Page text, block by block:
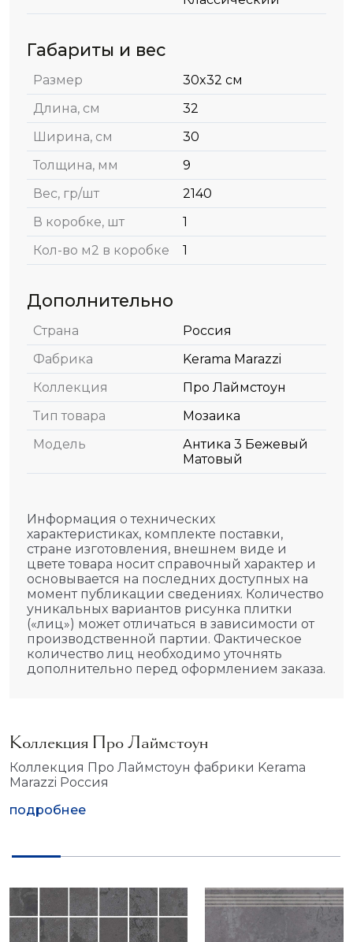
Габариты и вес
Размер
30x32 см
Длина, см
32
Ширина, см
30
Толщина, мм
9
Вес, гр/шт
2140
В коробке, шт
1
Кол-во м2 в коробке
1
Дополнительно
Страна
Россия
Фабрика
Kerama Marazzi
Коллекция
Про Лаймстоун
Тип товара
Мозаика
Модель
Антика 3 Бежевый
Матовый
Информация о технических
характеристиках, комплекте поставки,
стране изготовления, внешнем виде и
цвете товара носит справочный характер и
основывается на последних доступных на
момент публикации сведениях. Количество
уникальных вариантов рисунка плитки
(«лиц») может отличаться в зависимости от
производственной партии. Фактическое
количество лиц необходимо уточнять
дополнительно перед оформлением заказа.
Коллекция Про Лаймстоун
Коллекция Про Лаймстоун фабрики Kerama
Marazzi Россия
подробнее